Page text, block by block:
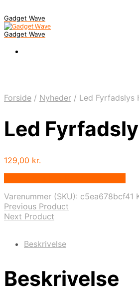
Gadget Wave
Gadget Wave
Forside / Nyheder / Led Fyrfadslys
Led
129,00 kr.
Varenummer (SKU): c5ea678bcf41
Previous Product
Next Product
Beskrivelse
Beskrivelse